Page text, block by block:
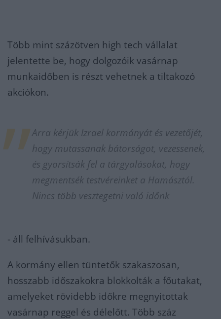
Több mint százötven high tech vállalat
jelentette be, hogy dolgozóik vasárnap
munkaidőben is részt vehetnek a tiltakozó
akciókon.
Arra kérjük Izrael kormányát és vezetőjét,
hogy mutassanak bátorságot, vezessenek,
és gyorsítsák fel a tárgyalásokat, hogy
megmentsék testvéreinket a Hamásztól.
Nincs több vesztegetni való időnk
- áll felhívásukban.
A kormány ellen tüntetők szakaszosan,
hosszabb időszakokra blokkolták a főutakat,
amelyeket rövidebb időkre megnyitottak
vasárnap reggel és délelőtt. Több száz